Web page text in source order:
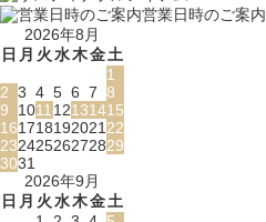
営業日時のご案内
2026年8月
日 月 火水木金土
1
2 3 4 5 6 7 8
9
1011 12131415
161718192021 22
23242526272829
3031
2026年9月
日 月 火水木金土